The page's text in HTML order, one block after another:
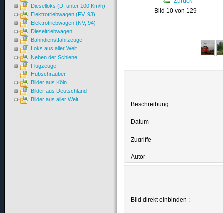
Bild 10 von 129
Beschreibung
Datum
Zugriffe
Autor
Bild direkt einbinden :
Dieselloks (D, unter 100 Km/h)
Elektrotriebwagen (FV, 93)
Elektrotriebwagen (NV, 94)
Dieseltriebwagen
Bahndienstfahrzeuge
Loks aus aller Welt
Neben der Schiene
Flugzeuge
Hubschrauber
Bilder aus Köln
Bilder aus Deutschland
Bilder aus aller Welt